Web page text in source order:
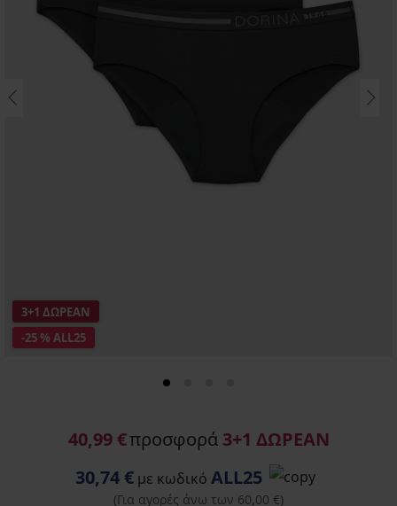
-25 % ALL25
3+1 ΔΩΡΕΑΝ
40,99 €προσφορά 3+1 ΔΩΡΕΑΝ
30,74 €με κωδικό ALL25
(Για αγορές άνω των 60,00 €)